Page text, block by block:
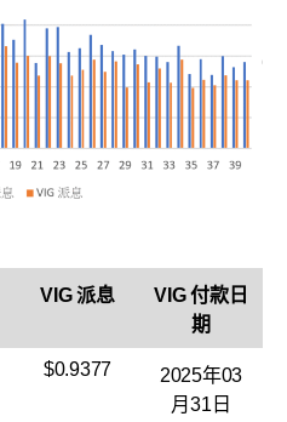
VIG 派息
VIG 付款日
期
$0.9377
2025年03
月31日